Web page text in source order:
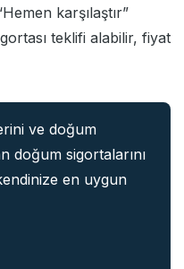
karşılaştır”
teklifi alabilir, fiyat
ve doğum
doğum sigortalarını
en uygun